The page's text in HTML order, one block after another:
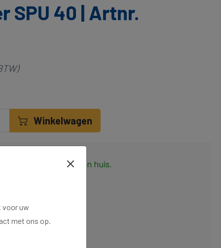
SPU 40 | Artnr.
Winkelwagen
besteld, morgen in huis.
bij installatie
voor uw
met ons op.